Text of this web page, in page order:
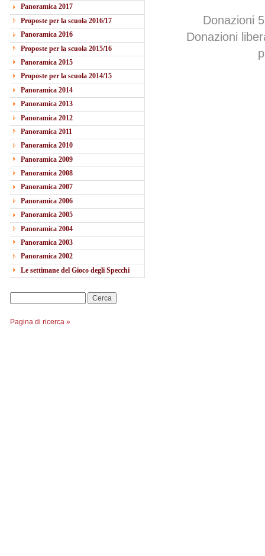
Panoramica 2017
Proposte per la scuola 2016/17
Panoramica 2016
Proposte per la scuola 2015/16
Panoramica 2015
Proposte per la scuola 2014/15
Panoramica 2014
Panoramica 2013
Panoramica 2012
Panoramica 2011
Panoramica 2010
Panoramica 2009
Panoramica 2008
Panoramica 2007
Panoramica 2006
Panoramica 2005
Panoramica 2004
Panoramica 2003
Panoramica 2002
Le settimane del Gioco degli Specchi
Pagina di ricerca »
Donazioni
Donazioni